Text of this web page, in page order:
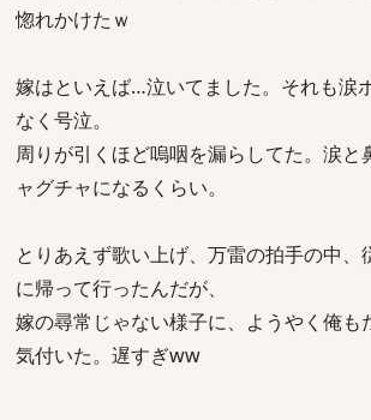
惚れかけたｗ
嫁はといえば…泣いてました。それも涙
なく号泣。
周りが引くほど嗚咽を漏らしてた。涙と
ャグチャになるくらい。
とりあえず歌い上げ、万雷の拍手の中、
に帰って行ったんだが、
嫁の尋常じゃない様子に、ようやく俺も
気付いた。遅すぎww